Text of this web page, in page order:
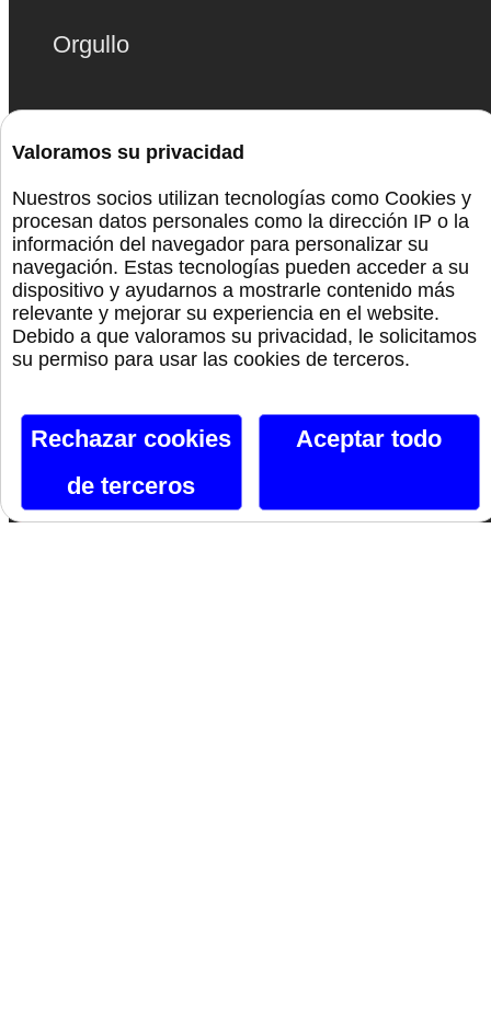
Orgullo
Siguenos En Facebook
Siguenos En X
Instagram
Si te gusta lo que ves, hazlo tuyo.
Email*
Valoramos su privacidad
Nuestros socios utilizan tecnologías como Cookies y
procesan datos personales como la dirección IP o la
información del navegador para personalizar su
navegación. Estas tecnologías pueden acceder a su
dispositivo y ayudarnos a mostrarle contenido más
relevante y mejorar su experiencia en el website.
Debido a que valoramos su privacidad, le solicitamos
su permiso para usar las cookies de terceros.
Rechazar cookies
de terceros
Aceptar todo